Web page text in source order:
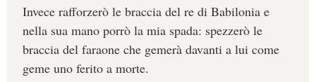
Invece rafforzerò le braccia del re di Babilonia e
nella sua mano porrò la mia spada: spezzerò le
braccia del faraone che gemerà davanti a lui come
geme uno ferito a morte.